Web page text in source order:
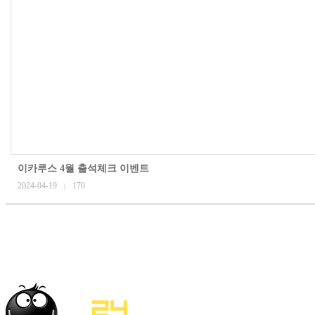
이카루스 4월 출석체크 이벤트
2024-04-19 170